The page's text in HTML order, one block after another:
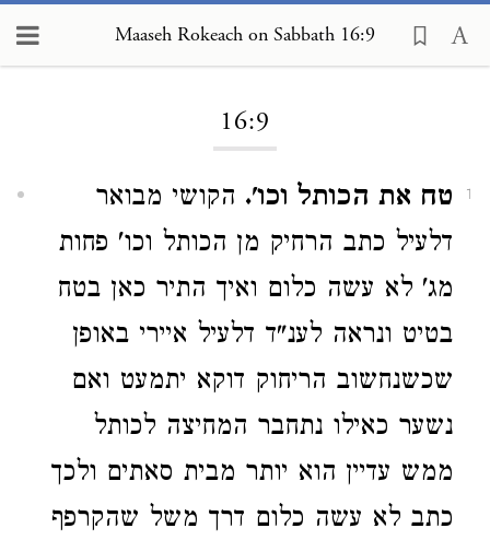
Maaseh Rokeach on Sabbath 16:9
16:9
1 טח את הכותל וכו'. הקושי מבואר
דלעיל כתב הרחיק מן הכותל וכו' פחות
מג' לא עשה כלום ואיך התיר כאן בטח
בטיט ונראה לענ"ד דלעיל איירי באופן
שכשנחשוב הריחוק דוקא יתמעט ואם
נשער כאילו נתחבר המחיצה לכותל
ממש עדיין הוא יותר מבית סאתים ולכך
כתב לא עשה כלום דרך משל שהקרפף